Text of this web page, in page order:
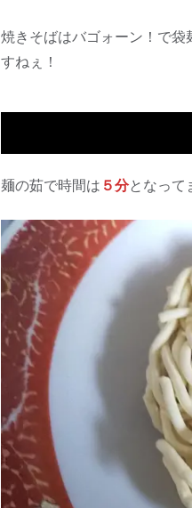
焼きそばはバゴォーン！で袋
すねぇ！
麺の茹で時間は ５分となって